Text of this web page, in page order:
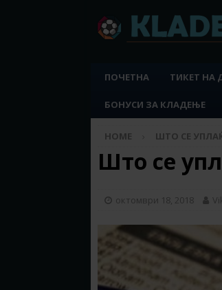
ПОЧЕТНА ТИКЕТ НА
БОНУСИ ЗА КЛАДЕЊЕ
HOME ШТО СЕ
Што се
октомври 18, 2018